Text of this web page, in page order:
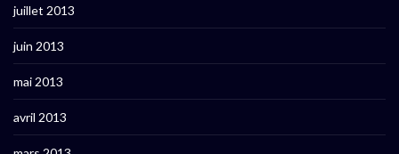
juillet 2013
juin 2013
mai 2013
avril 2013